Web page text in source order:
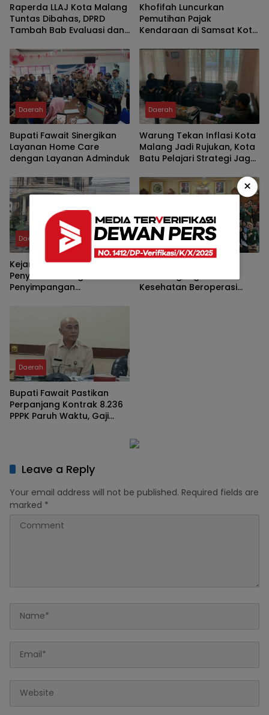
Raperda LLAJ Kota Malang
Tuntas Dibahas, DPRD
Tambah Bab Evaluasi dan
Demi Keselamatan Warga
Khofifah Luncurkan
Pemutihan Pajak
Kendaraan di Samsat Kota
Ojol Ikut Meriahkan HUT RI
Daerah
Bupati Fawait Sinergikan
Layanan Home Care
dengan Layanan Adminduk
Daerah
Warung Tekan Inflasi Kota
Malang Jadi Rujukan, Kota
Batu Pelajari Strategi Jaga
Rakyat
Daerah
Kejari Jombang Buka
Penyelidikan Dugaan
Penyimpangan
Daerah
Kesehatan Beroperasi
Daerah
Bupati Fawait Pastikan
Perpanjang Kontrak 8.236
PPPK Paruh Waktu, Gaji
Leave a Reply
Your email address will not be published. Required fields are
marked *
×